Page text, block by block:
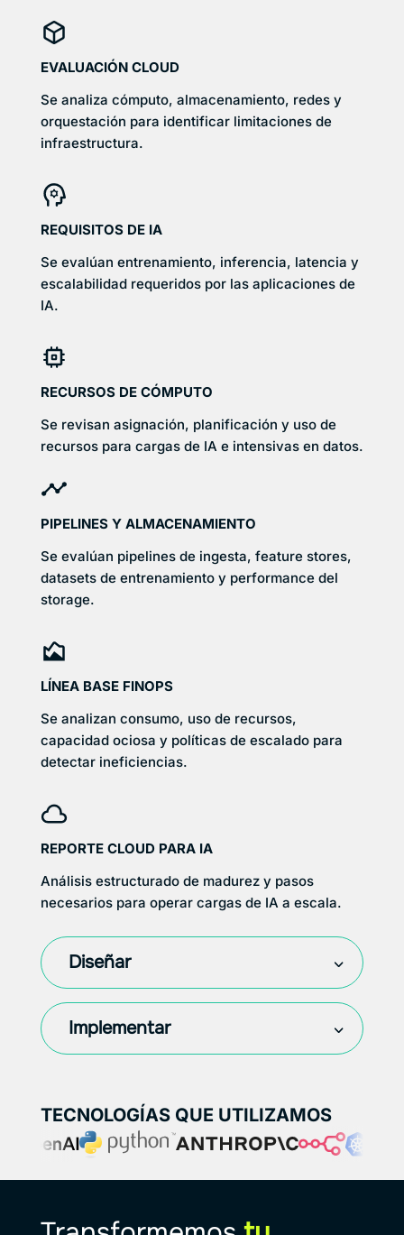
EVALUACIÓN CLOUD
Se analiza cómputo, almacenamiento, redes y
orquestación para identificar limitaciones de
infraestructura.
REQUISITOS DE IA
Se evalúan entrenamiento, inferencia, latencia y
escalabilidad requeridos por las aplicaciones de
IA.
RECURSOS DE CÓMPUTO
Se revisan asignación, planificación y uso de
recursos para cargas de IA e intensivas en datos.
PIPELINES Y ALMACENAMIENTO
Se evalúan pipelines de ingesta, feature stores,
datasets de entrenamiento y performance del
storage.
LÍNEA BASE FINOPS
Se analizan consumo, uso de recursos,
capacidad ociosa y políticas de escalado para
detectar ineficiencias.
REPORTE CLOUD PARA IA
Análisis estructurado de madurez y pasos
necesarios para operar cargas de IA a escala.
Diseñar
Implementar
TECNOLOGÍAS QUE UTILIZAMOS